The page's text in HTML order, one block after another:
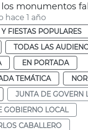
monumentos
hace 1 año
FIESTAS POPULARES
TODAS LAS
EN PORTADA
TEMÁTICA
JUNTA DE GOVERN
GOBIERNO LOCAL
CABALLERO